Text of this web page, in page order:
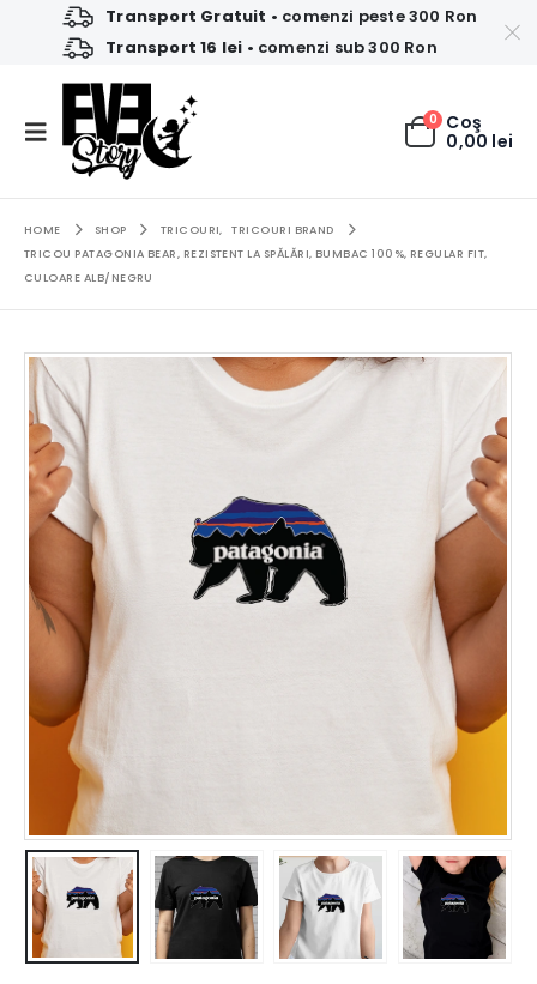
Transport Gratuit • comenzi peste 300 Ron
Transport 16 lei • comenzi sub 300 Ron
0 Coş
0,00 lei
HOME SHOP TRICOURI,
TRICOURI BRAND
TRICOU PATAGONIA BEAR, REZISTENT LA SPĂLĂRI, BUMBAC 100%, REGULAR FIT,
CULOARE ALB/NEGRU